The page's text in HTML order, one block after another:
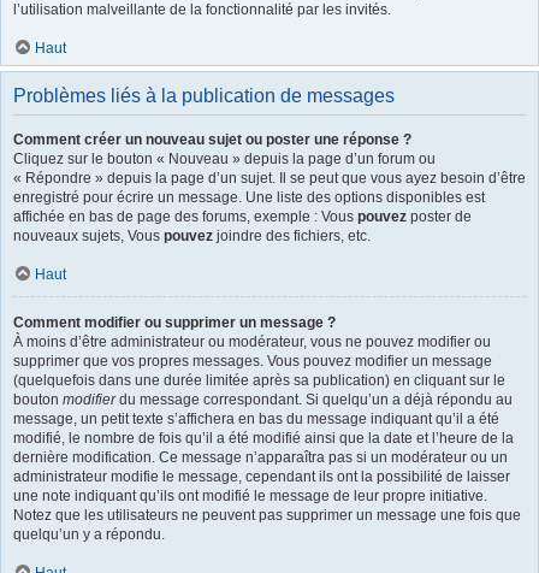
l’utilisation malveillante de la fonctionnalité par les invités.
Haut
Problèmes liés à la publication de messages
Comment créer un nouveau sujet ou poster une réponse ?
Cliquez sur le bouton « Nouveau » depuis la page d’un forum ou
« Répondre » depuis la page d’un sujet. Il se peut que vous ayez besoin d’être
enregistré pour écrire un message. Une liste des options disponibles est
affichée en bas de page des forums, exemple : Vous pouvez poster de
nouveaux sujets, Vous pouvez joindre des fichiers, etc.
Haut
Comment modifier ou supprimer un message ?
À moins d’être administrateur ou modérateur, vous ne pouvez modifier ou
supprimer que vos propres messages. Vous pouvez modifier un message
(quelquefois dans une durée limitée après sa publication) en cliquant sur le
bouton modifierdu message correspondant. Si quelqu’un a déjà répondu au
message, un petit texte s’affichera en bas du message indiquant qu’il a été
modifié, le nombre de fois qu’il a été modifié ainsi que la date et l’heure de la
dernière modification. Ce message n’apparaîtra pas si un modérateur ou un
administrateur modifie le message, cependant ils ont la possibilité de laisser
une note indiquant qu’ils ont modifié le message de leur propre initiative.
Notez que les utilisateurs ne peuvent pas supprimer un message une fois que
quelqu’un y a répondu.